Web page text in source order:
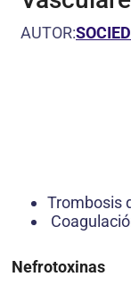
AUTOR:
Trombosis
Nefrotoxinas